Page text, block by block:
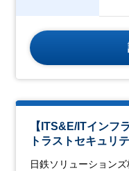
【ITS&E/ITインフ
トラストセキュリ
日鉄ソリューション